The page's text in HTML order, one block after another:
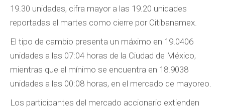
19.30 unidades, cifra mayor a las 19.20 unidades
reportadas el martes como cierre por Citibanamex.
El tipo de cambio presenta un máximo en 19.0406
unidades a las 07:04 horas de la Ciudad de México,
mientras que el mínimo se encuentra en 18.9038
unidades a las 00:08 horas, en el mercado de mayoreo.
Los participantes del mercado accionario extienden